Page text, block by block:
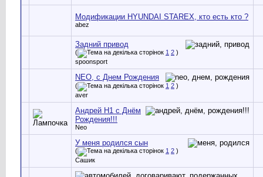
Модификации HYUNDAI STAREX, кто есть кто ?
abez
Задний привод
( 1 2 )
spoonsport
NEO, с Днем Рождения
( 1 2 )
aver
Андрей H1 с Днём
Рождения!!!
Neo
У меня родился сын
( 1 2 )
Сашик